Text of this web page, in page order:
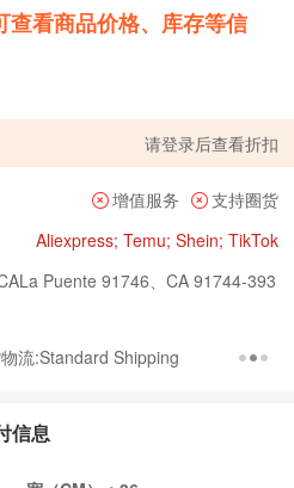
查看商品价格、库存等信
请登录后查看折扣
增值服务
支持圈货
Aliexpress; Temu; Shein; TikTok
Puente 91746、CA 91744-393
流:Standard Shipping
信息